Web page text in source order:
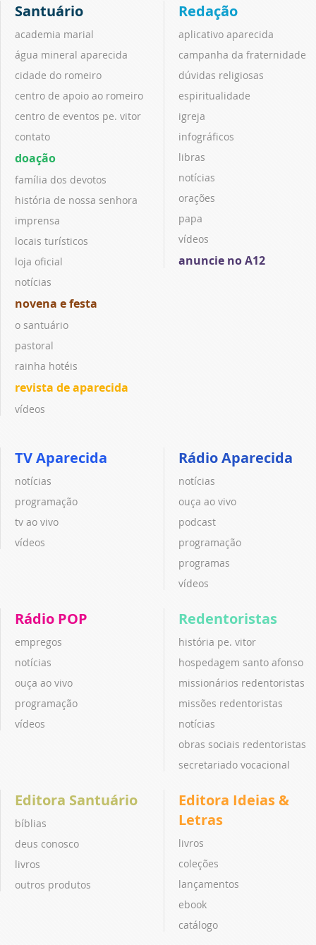
Santuário
academia marial
água mineral aparecida
cidade do romeiro
centro de apoio ao romeiro
centro de eventos pe. vitor
contato
doação
família dos devotos
história de nossa senhora
imprensa
locais turísticos
loja oficial
notícias
novena e festa
o santuário
pastoral
rainha hotéis
revista de aparecida
vídeos
Redação
aplicativo aparecida
campanha da fraternidade
dúvidas religiosas
espiritualidade
igreja
infográficos
libras
notícias
orações
papa
vídeos
anuncie no A12
TV Aparecida
notícias
programação
tv ao vivo
vídeos
Rádio Aparecida
notícias
ouça ao vivo
podcast
programação
programas
vídeos
Rádio POP
empregos
notícias
ouça ao vivo
programação
vídeos
Redentoristas
história pe. vitor
hospedagem santo afonso
missionários redentoristas
missões redentoristas
notícias
obras sociais redentoristas
secretariado vocacional
Editora Santuário
bíblias
deus conosco
livros
outros produtos
Editora Ideias &
Letras
livros
coleções
lançamentos
ebook
catálogo